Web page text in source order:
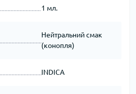
1 мл.
Нейтральний смак
(конопля)
INDICA